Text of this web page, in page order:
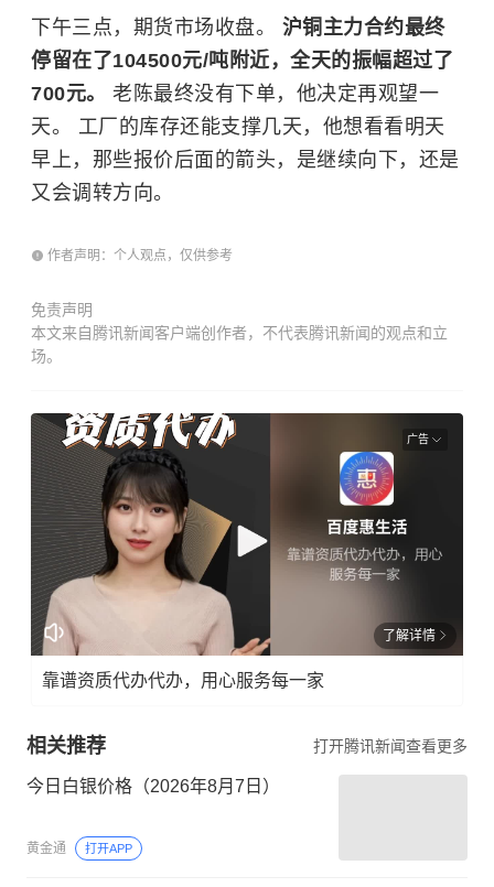
下午三点，期货市场收盘。 沪铜主力合约最终
停留在了104500元/吨附近，全天的振幅超过了
700元。 老陈最终没有下单，他决定再观望一
天。 工厂的库存还能支撑几天，他想看看明天
早上，那些报价后面的箭头，是继续向下，还是
又会调转方向。
作者声明：个人观点，仅供参考
免责声明
本文来自腾讯新闻客户端创作者，不代表腾讯新闻的观点和立
场。
广告
了解详情
靠谱资质代办代办，用心服务每一家
相关推荐 打开腾讯新闻查看更多
今日白银价格（2026年8月7日）
黄金通 打开APP